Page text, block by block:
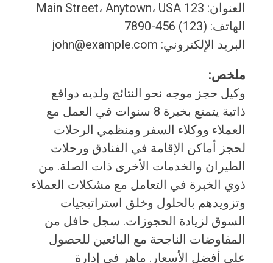
العنوان: 123 Main Street، Anytown، USA
الهاتف: (123) 456-7890
البريد الإلكتروني: john@example.com
ملخص:
وكيل حجز موجه نحو النتائج ولديه دوافع
ذاتية يتمتع بخبرة 8 سنوات في العمل مع
العملاء ووكلاء السفر ومنظمي الرحلات
لحجز أماكن الإقامة في الفنادق ورحلات
الطيران والخدمات الأخرى ذات الصلة. من
ذوي الخبرة في التعامل مع مشكلات العملاء
وتزويدهم بالحلول وخلق استراتيجيات
السوق لزيادة الحجوزات. سجل حافل من
المفاوضات الناجحة مع البائعين للحصول
على أفضل الأسعار. ماهر في إدارة